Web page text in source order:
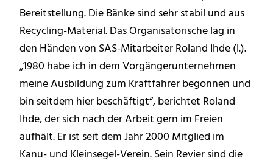
Bereitstellung. Die Bänke sind sehr stabil und aus
Recycling-Material. Das Organisatorische lag in
den Händen von SAS-Mitarbeiter Roland Ihde (l.).
„1980 habe ich in dem Vorgängerunternehmen
meine Ausbildung zum Kraftfahrer begonnen und
bin seitdem hier beschäftigt“, berichtet Roland
Ihde, der sich nach der Arbeit gern im Freien
aufhält. Er ist seit dem Jahr 2000 Mitglied im
Kanu- und Kleinsegel-Verein. Sein Revier sind die